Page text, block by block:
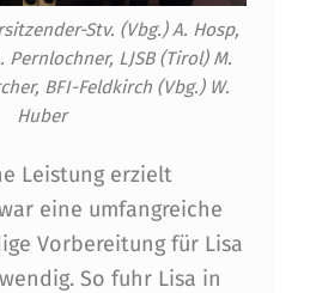
Stv. (Vbg.) A. Hosp,
Pernlochner, LJSB (Tirol) M.
BFI-Feldkirch (Vbg.) W.
Huber
Leistung erzielt
eine umfangreiche
Vorbereitung für Lisa
So fuhr Lisa in